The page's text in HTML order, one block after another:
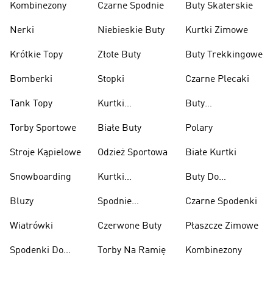
Kombinezony
Nerki
Krótkie Topy
Bomberki
Tank Topy
Torby Sportowe
Stroje Kąpielowe
Snowboarding
Bluzy
Wiatrówki
Spodenki Do
Czarne Spodnie
Niebieskie Buty
Złote Buty
Stopki
Kurtki
Białe Buty
Odzież Sportowa
Kurtki
Spodnie
Czerwone Buty
Torby Na Ramię
Buty Skaterskie
Kurtki Zimowe
Buty Trekkingowe
Czarne Plecaki
Buty
Polary
Białe Kurtki
Buty Do
Czarne Spodenki
Płaszcze Zimowe
Kombinezony